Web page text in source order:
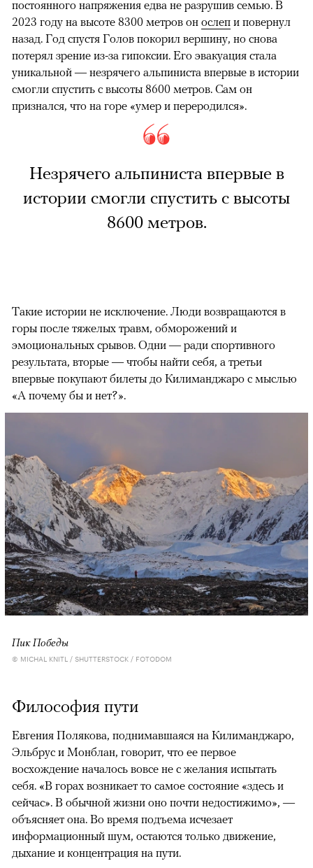
постоянного напряжения едва не разрушив семью. В
2023 году на высоте 8300 метров он ослеп и повернул
назад. Год спустя Голов покорил вершину, но снова
потерял зрение из-за гипоксии. Его эвакуация стала
уникальной — незрячего альпиниста впервые в истории
смогли спустить с высоты 8600 метров. Сам он
признался, что на горе «умер и переродился».
Незрячего альпиниста впервые в
истории смогли спустить с высоты
8600 метров.
Такие истории не исключение. Люди возвращаются в
горы после тяжелых травм, обморожений и
эмоциональных срывов. Одни — ради спортивного
результата, вторые — чтобы найти себя, а третьи
впервые покупают билеты до Килиманджаро с мыслью
«А почему бы и нет?».
Пик Победы
© MICHAL KNITL / SHUTTERSTOCK / FOTODOM
Философия пути
Евгения Полякова, поднимавшаяся на Килиманджаро,
Эльбрус и Монблан, говорит, что ее первое
восхождение началось вовсе не с желания испытать
себя. «В горах возникает то самое состояние «здесь и
сейчас». В обычной жизни оно почти недостижимо», —
объясняет она. Во время подъема исчезает
информационный шум, остаются только движение,
дыхание и концентрация на пути.